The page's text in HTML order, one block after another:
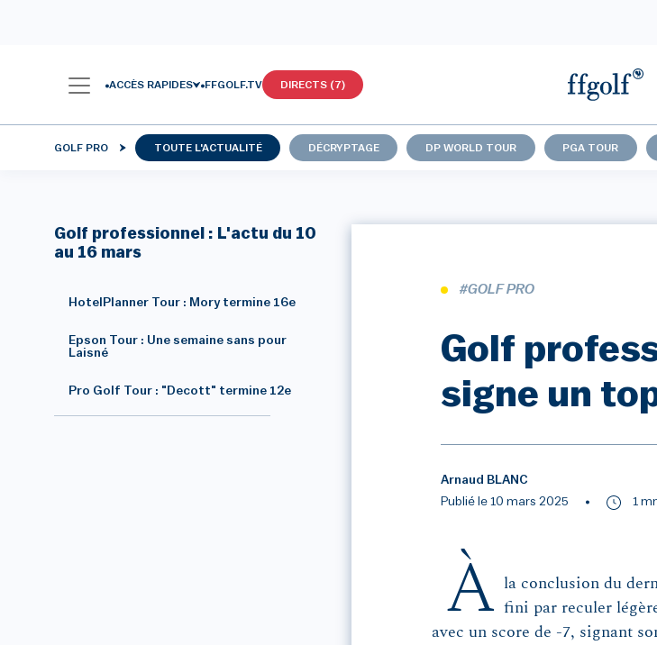
ACCÈS RAPIDES FFGOLF.TV DIRECTS (7)
GOLF PRO TOUTE L'ACTUALITÉ DÉCRYPTAGE DP WORLD TOUR PGA TOUR
Golf professionnel : L'actu du 10
au 16 mars
HotelPlanner Tour : Mory termine 16e
Epson Tour : Une semaine sans pour
Laisné
Pro Golf Tour : "Decott" termine 12e
#GOLF PRO
Golf
signe un
Arnaud BLANC
Publié le 10 mars 2025
1
À
la conclusion du
fini par reculer
avec un score de -7, signant